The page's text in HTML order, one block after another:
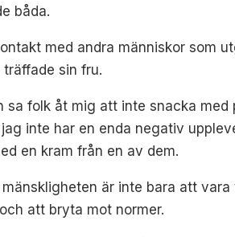
båda.
med andra människor som
sin fru.
folk åt mig att inte snacka
inte har en enda negativ
en kram från en av dem.
är inte bara att
att bryta mot normer.